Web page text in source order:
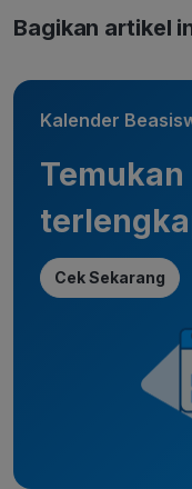
Bagikan artikel
Kalender
Cek Sekarang